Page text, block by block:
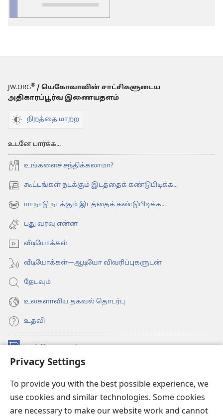
Privacy Settings
To provide you with the best possible experience, we
use cookies and similar technologies. Some cookies
are necessary to make our website work and cannot
JW.ORG® / யெகோவாவின் சாட்சிகளுடைய
அதிகாரப்பூர்வ இணையதளம்
நிறத்தை மாற்ற
உடனே பார்க்க...
உங்களைச் சந்திக்கலாமா?
கூட்டங்கள் நடக்கும் இடத்தைக் கண்டுபிடிக்க...
(opens
new மாநாடு நடக்கும் இடத்தைக் கண்டுபிடிக்க...
(opens
new
window)
புது வரவு என்ன
வீடியோக்கள்
வீடியோக்கள்—ஆடியோ விவரிப்புகளுடன்
தேடவும்
உலகளாவிய தகவல் தொடர்பு
உதவி
நன்கொடைகள்
new
(opens
JW Hub®